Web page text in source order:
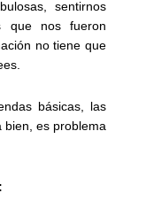
sentirnos
que nos fueron
no tiene que
básicas, las
bien, es problema